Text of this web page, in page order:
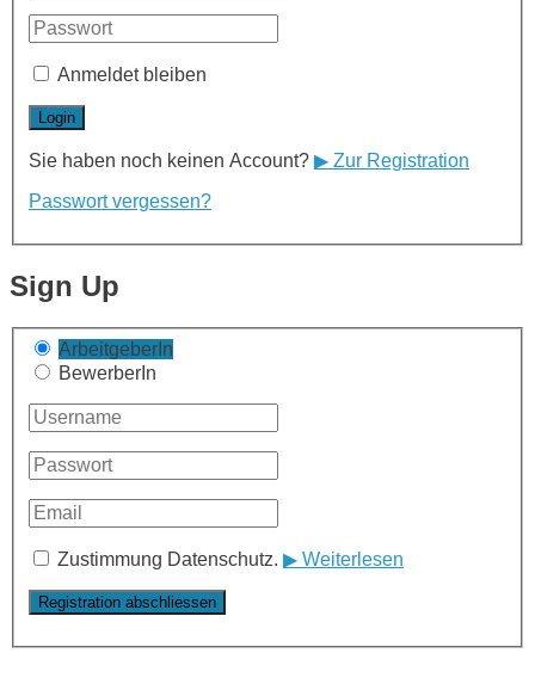
Anmeldet bleiben
Sie haben noch keinen Account? ▶ Zur Registration
Passwort vergessen?
Sign Up
ArbeitgeberIn
BewerberIn
Zustimmung Datenschutz. ▶ Weiterlesen